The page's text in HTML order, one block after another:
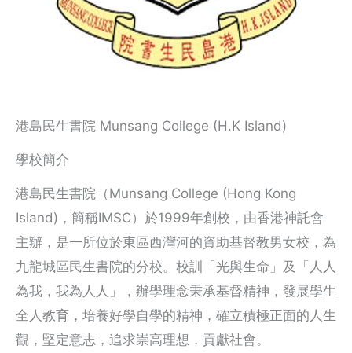
港島民生書院 Munsang College (H.K Island)
學校簡介
港島民生書院（Munsang College (Hong Kong
Island)，簡稱IMSC）於1999年創校，由香港神託會
主辦，是一所位於東區西灣河的資助基督教男女校，為
九龍城區民生書院的分校。校訓「光與生命」及「人人
為我，我為人人」，辦學理念秉承基督精神，發展學生
全人教育，培養好學自學的精神，確立積極正面的人生
觀，堅定意志，追求崇高理想，貢獻社會。